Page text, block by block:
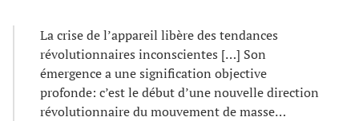
La crise de l’appareil libère des tendances
révolutionnaires inconscientes […] Son
émergence a une signification objective
profonde: c’est le début d’une nouvelle direction
révolutionnaire du mouvement de masse…